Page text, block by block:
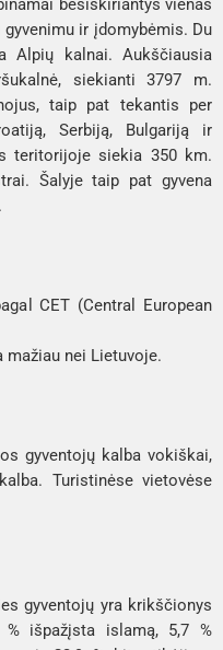
besiskiriantys vienas
ir įdomybėmis. Du
Alpių kalnai. Aukščiausia
siekianti 3797 m.
taip pat tekantis per
Serbiją, Bulgariją ir
teritorijoje siekia 350 km.
Šalyje taip pat gyvena
CET (Central European
mažiau nei Lietuvoje.
gyventojų kalba vokiškai,
Turistinėse vietovėse
gyventojų yra krikščionys
išpažįsta islamą, 5,7 %